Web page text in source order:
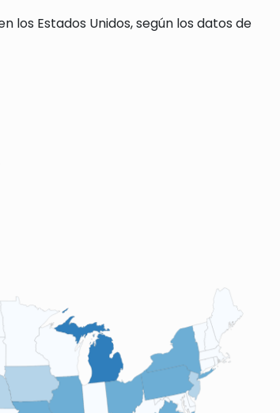
los Estados Unidos, según los datos de